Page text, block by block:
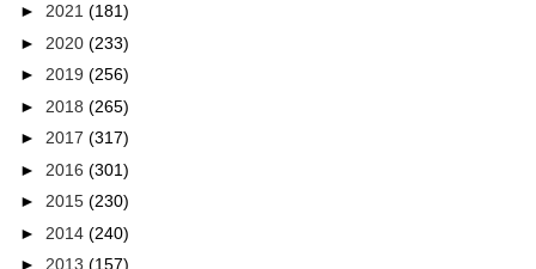
► 2021 (181)
► 2020 (233)
► 2019 (256)
► 2018 (265)
► 2017 (317)
► 2016 (301)
► 2015 (230)
► 2014 (240)
► 2013 (157)